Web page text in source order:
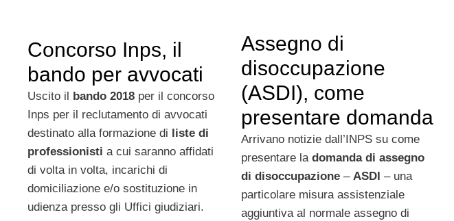
Concorso Inps, il
bando per avvocati
Uscito il bando 2018 per il concorso
Inps per il reclutamento di avvocati
destinato alla formazione di
liste di
professionisti a cui saranno affidati
di volta in volta, incarichi di
domiciliazione e/o sostituzione in
udienza presso gli Uffici giudiziari.
Assegno di
disoccupazione
(ASDI), come
presentare domanda
Arrivano notizie dall’INPS su come
presentare la domanda di assegno
di disoccupazione– ASDI – una
particolare misura assistenziale
aggiuntiva al normale assegno di